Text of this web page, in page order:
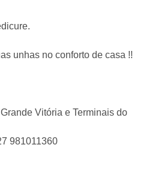
unhas no conforto de casa !!
Vitória e Terminais do
981011360